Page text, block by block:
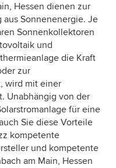
Hessen dienen zur
Sonnenenergie. Je
Sonnenkollektoren
und
die Kraft
zur
wird mit einer
Unabhängig von der
für eine
Sie diese Vorteile
kompetente
und kompetente
am Main, Hessen